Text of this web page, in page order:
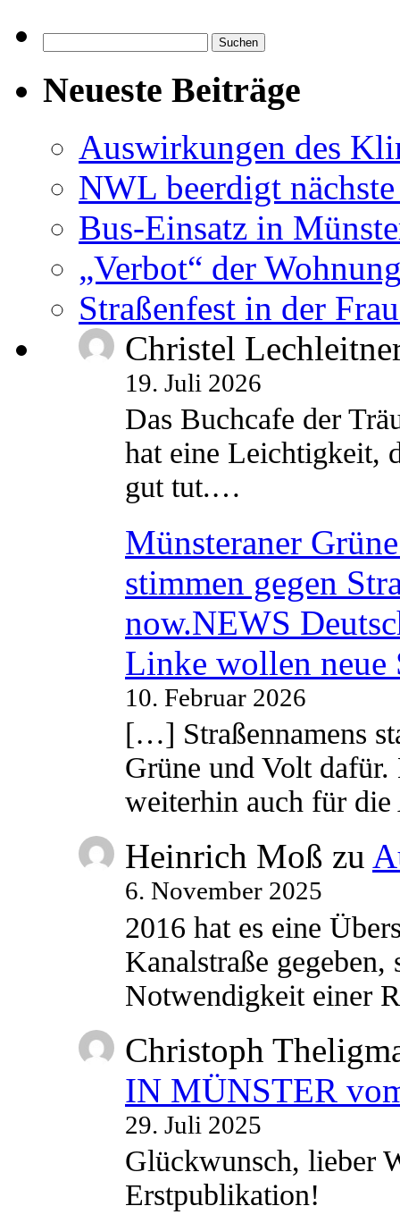
nach:
Neueste Beiträge
Auswirkungen des
NWL beerdigt
Bus-Einsatz in
„Verbot“ der
Straßenfest in der
Christel
19. Juli 2026
Das Buchcafe der
hat eine Leichtigkeit,
gut tut.…
Münsteraner
stimmen gegen
now.NEWS
Linke wollen neue
10. Februar 2026
[…] Straßennamens
Grüne und Volt
weiterhin auch für
Heinrich Moß zu
6. November 2025
2016 hat es eine
Kanalstraße
Notwendigkeit einer
Christoph
IN MÜNSTER
29. Juli 2025
Glückwunsch, lieber
Erstpublikation!